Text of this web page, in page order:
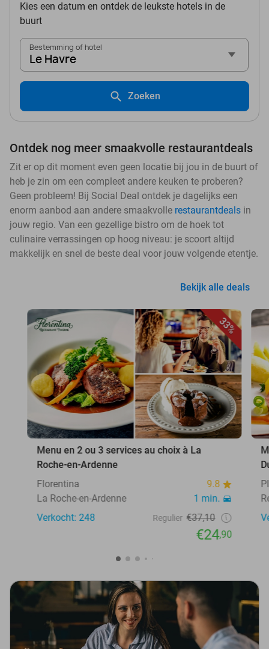
Kies een datum en ontdek de leukste hotels in de
buurt
Bestemming of hotel
Le Havre
Zoeken
Ontdek nog meer smaakvolle restaurantdeals
Zit er op dit moment even geen locatie bij jou in de buurt of
heb je zin om een compleet andere keuken te proberen?
Geen probleem! Bij Social Deal ontdek je dagelijks een
enorm aanbod aan andere smaakvolle restaurantdeals in
jouw regio. Van een gezellige bistro om de hoek tot
culinaire verrassingen op hoog niveau: je scoort altijd
makkelijk en snel de beste deal voor jouw volgende etentje.
Bekijk alle deals
33%
Menu en 2 ou 3 services au choix à La
Roche-en-Ardenne
Florentina
9.8
La Roche-en-Ardenne
1 min.
Verkocht: 248
Regulier €37,10
€24,90